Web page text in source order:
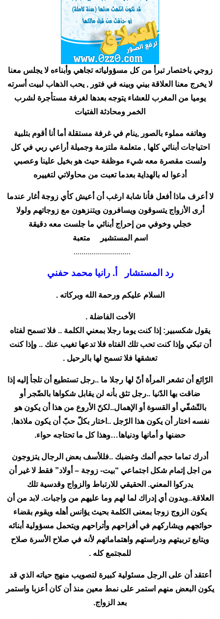
زوجي باختصار تبرأ من كل مسؤولياته تجاهي وأبناءه لا يجلس معنا
لا يخرج معنا العلاقة بيني وبينه في فتور , يحب الذهاب لبيت أسرته
يوميا من المغرب للعشاء يتوجه بعدها لغرفة مستأجرة لشرب
الخمر ومحادثة الفتيات
وهاتفه مملوء بالصور ,ينام في غرفة مستقلة أما أنا أقوم بتلبية
احتياجات أبنائي كلها , متعلمة ملتزمة وجميلة أراعي ربي في كل
ولست مقصرة معه شيء موظفة حيث هو بخيل علينا وعصبي
أدعوا له بالهداية بعدما تعبت من محاولاتي لتغييره
لا أعرف ماذا أفعل فأنا شابة ارغب أن أعيش كأي زوجة أغار عندما
أرى الأزواج يتسوقون ويسافرون ويتنزهون مع زوجاتهم ولولا
خجلي وخوفي من إحراج أبنائي ما جلست معه دقيقة
اسم المستشير متعبة
………………………..
رد المستشار أ. رانيا محمد حفني
السلام عليكم ورحمة الله وبركاته .
الأخت الفاضلة .
يقول شكسبير: إذا كنت يوما رجلا بمعني الكلمة .. فلا تسمح لفتاه
أن تبكي وإذا كنت تحب تلك الفتاه فلا تدعها تغيب عنك .. وإذا كنت
تعشقها فلا تسمح لها بالرحيل .
الرّائع أن تشعر المرأة أنّ لها رجلا ما ..رجل تستطيع أن تلجأ إليه إذا
ضاقت بها الدّنيا ..رجل تثق بأنه لن يقابل شكواها بالضّجر أو
بالتّشفّي أو القسوة أو الإهمال..لكنّ الأروع من هذا أن يكون هو
نفسه اختار أن يكون هذا الرّجل ..اختار بكلّ حبّ أن يكون ملاذها,
حضنها و أمانها ودنياها…وهذا كل ما تحتاجه حواء.
أدرك تماما حجم ألمك وغضبك ..فللأسف بعض الرجال يتزوجون
من اجل إتمام شكل اجتماعي “بيت- زوجة – أولاد” فقط لا غير أن
يدركوا المعني. الحقيقي للارتباط والزواج وقدسية تلك
العلاقة..وبدون أي إدراك لما لهم وما عليهم من واجبات. لابد من أن
يكون الزوج زوجا بمعنى الكلمة بحيث يؤانس أهله ويقوم بقضاء
حوائجهم ويشاركهم في أفراحهم وأتراحهم ويتحمل مسؤولية أبنائه
ويتابع تربيتهم ودراستهم واهتماماتهم لأنه في صلاح الأسرة صلاح
للمجتمع كله .
أعتقد أن على الرجل مسئولية كبيرة لتصويب منهج حياته الذي قد
يكون البعض منهم استمر على نمط معين منذ أن كان أعزبا واستمر
بعد الزواج.